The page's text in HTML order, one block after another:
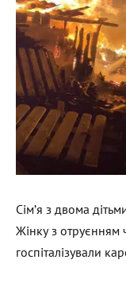
Сім’я з двома
Жінку з отруєнням
госпіталізували